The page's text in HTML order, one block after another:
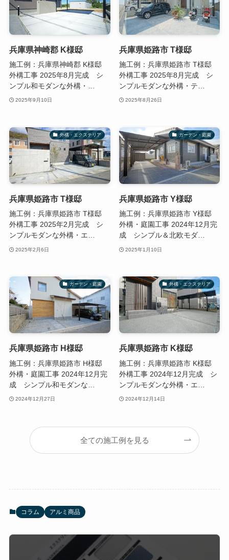
兵庫県神崎郡 K様邸
施工例：兵庫県神崎郡 K様邸
外構工事 2025年8月完成 シ
ンプル和モダンな外構・…
2025年9月10日
兵庫県姫路市 T様邸
施工例：兵庫県姫路市 T様邸
外構工事 2025年8月完成 シ
ンプルモダンな外構・テ…
2025年8月26日
外構・エクステリア
兵庫県姫路市 T様邸
施工例：兵庫県姫路市 T様邸
外構工事 2025年2月完成 シ
ンプルモダンな外構・エ…
2025年2月6日
ガーデン・庭園
兵庫県姫路市 Y様邸
施工例：兵庫県姫路市 Y様邸
外構・庭園工事 2024年12月完
成 シンプル＆北欧モダ…
2025年1月10日
ガーデン・庭園
兵庫県姫路市 H様邸
施工例：兵庫県姫路市 H様邸
外構・庭園工事 2024年12月完
成 シンプル和モダンな…
2024年12月27日
外構・エクステリア
兵庫県姫路市 K様邸
施工例：兵庫県姫路市 K様邸
外構工事 2024年12月完成 シ
ンプルモダンな外構・エ…
2024年12月14日
全ての施工例を見る
コラム アルミ商品